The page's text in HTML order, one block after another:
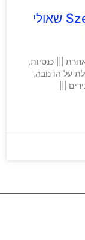
סֶנְטְאֵנְדְרֵה Szentendre שאולי
||| כנסיות,
על הדנובה,
|||